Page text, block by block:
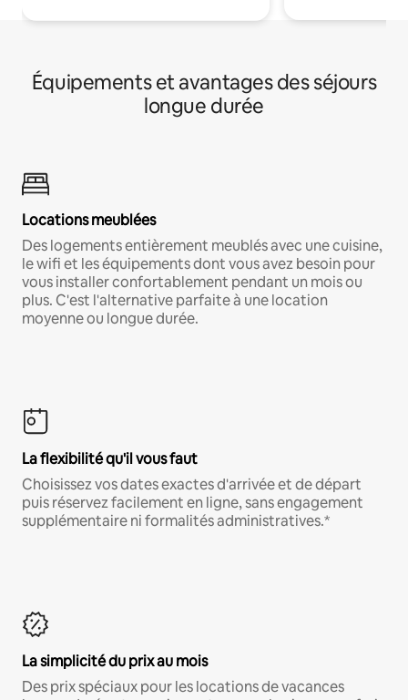
Équipements et avantages des séjours
longue durée
Locations meublées
Des logements entièrement meublés avec une cuisine,
le wifi et les équipements dont vous avez besoin pour
vous installer confortablement pendant un mois ou
plus. C'est l'alternative parfaite à une location
moyenne ou longue durée.
La flexibilité qu'il vous faut
Choisissez vos dates exactes d'arrivée et de départ
puis réservez facilement en ligne, sans engagement
supplémentaire ni formalités administratives.*
La simplicité du prix au mois
Des prix spéciaux pour les locations de vacances